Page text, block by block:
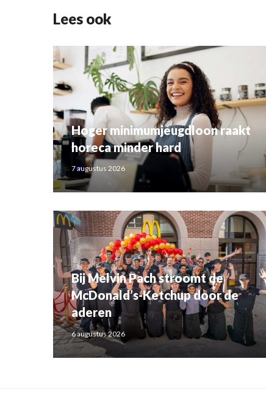
Lees ook
Hoger minimumjeugdloon raakt
horeca minder hard
7 augustus 2026
Bij Melvin Pach stroomt de
McDonald’s-Ketchup door de
aderen
6 augustus 2026